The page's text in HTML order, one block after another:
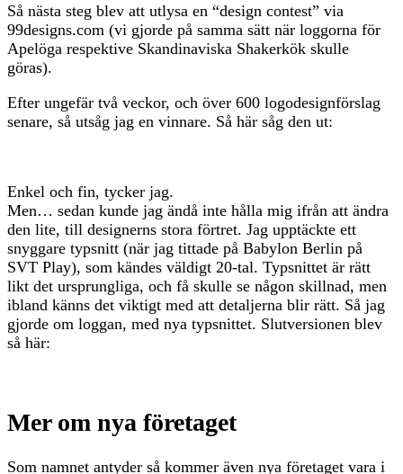
Så nästa steg blev att utlysa en “design contest” via
99designs.com (vi gjorde på samma sätt när loggorna för
Apelöga respektive Skandinaviska Shakerkök skulle
göras).
Efter ungefär två veckor, och över 600 logodesignförslag
senare, så utsåg jag en vinnare. Så här såg den ut:
Enkel och fin, tycker jag.
Men… sedan kunde jag ändå inte hålla mig ifrån att ändra
den lite, till designerns stora förtret. Jag upptäckte ett
snyggare typsnitt (när jag tittade på Babylon Berlin på
SVT Play), som kändes väldigt 20-tal. Typsnittet är rätt
likt det ursprungliga, och få skulle se någon skillnad, men
ibland känns det viktigt med att detaljerna blir rätt. Så jag
gjorde om loggan, med nya typsnittet. Slutversionen blev
så här:
Mer om nya företaget
Som namnet antyder så kommer även nya företaget vara i